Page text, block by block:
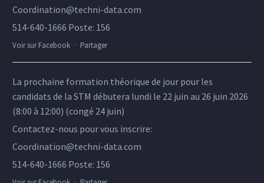
Coordination@techni-data.com
514-640-1666 Poste: 156
Voir sur Facebook · Partager
La prochaine formation théorique de jour pour les
candidats de la STM débutera lundi le 22 juin au 26 juin 2026
(8:00 à 12:00) (congé 24 juin)
Contactez-nous pour vous inscrire:
Coordination@techni-data.com
514-640-1666 Poste: 156